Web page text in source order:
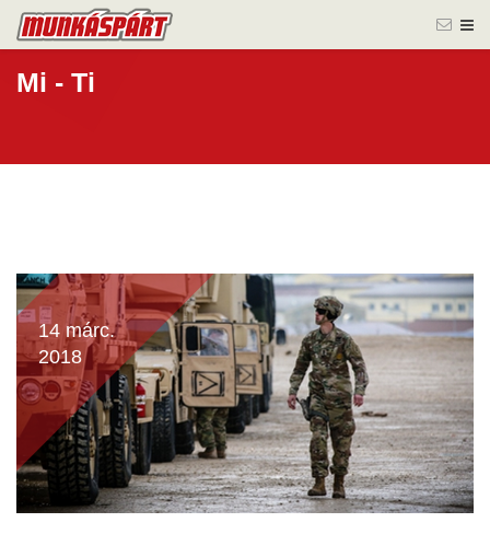
Mi - Ti
14 márc.
2018